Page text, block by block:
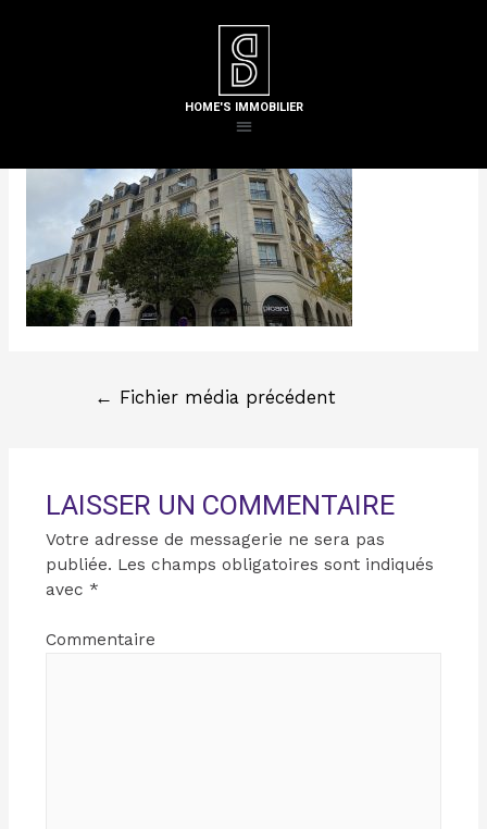
HOME'S IMMOBILIER
/ Par
← Fichier média précédent
LAISSER UN COMMENTAIRE
Votre adresse de messagerie ne sera pas
publiée. Les champs obligatoires sont indiqués
avec *
Commentaire